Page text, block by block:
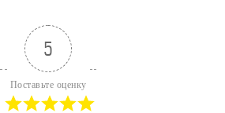
5
Поставьте оценку